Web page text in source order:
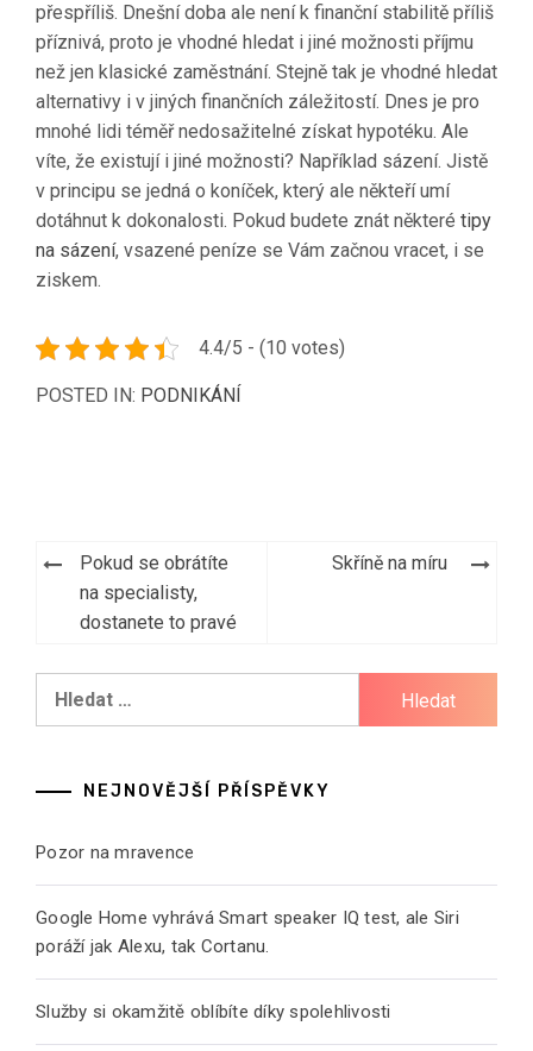
přespříliš. Dnešní doba ale není k finanční stabilitě příliš
příznivá, proto je vhodné hledat i jiné možnosti příjmu
než jen klasické zaměstnání. Stejně tak je vhodné hledat
alternativy i v jiných finančních záležitostí. Dnes je pro
mnohé lidi téměř nedosažitelné získat hypotéku. Ale
víte, že existují i jiné možnosti? Například sázení. Jistě
v principu se jedná o koníček, který ale někteří umí
dotáhnut k dokonalosti. Pokud budete znát některé tipy
na sázení, vsazené peníze se Vám začnou vracet, i se
ziskem.
4.4/5 - (10 votes)
POSTED IN: PODNIKÁNÍ
Navigace
pro
příspěvek
Pokud se obrátíte
na specialisty,
dostanete to pravé
Skříně na míru
NEJNOVĚJŠÍ PŘÍSPĚVKY
Pozor na mravence
Google Home vyhrává Smart speaker IQ test, ale Siri
poráží jak Alexu, tak Cortanu.
Služby si okamžitě oblíbíte díky spolehlivosti